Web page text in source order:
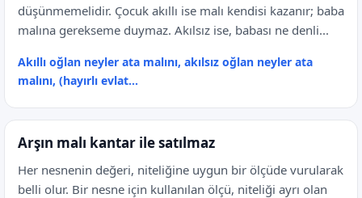
düşünmemelidir. Çocuk akıllı ise malı kendisi kazanır; baba
malına gerekseme duymaz. Akılsız ise, babası ne denli...
Akıllı oğlan neyler ata malını, akılsız oğlan neyler ata
malını, (hayırlı evlat...
Arşın malı kantar ile satılmaz
Her nesnenin değeri, niteliğine uygun bir ölçüde vurularak
belli olur. Bir nesne için kullanılan ölçü, niteliği ayrı olan